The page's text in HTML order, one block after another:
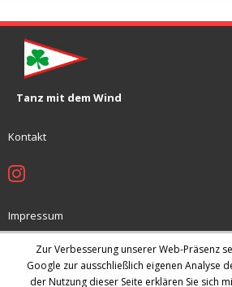
Tanz mit dem Wind
Kontakt
Impressum
Jugendschutzkonzept
Datenschutz
Archiv
Zur Verbesserung unserer Web-Präsenz
Google zur ausschließlich eigenen Analyse
der Nutzung dieser Seite erklären Sie sich